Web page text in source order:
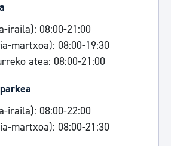
iraila): 08:00-21:00
martxoa): 08:00-19:30
atea: 08:00-21:00
iraila): 08:00-22:00
martxoa): 08:00-21:30